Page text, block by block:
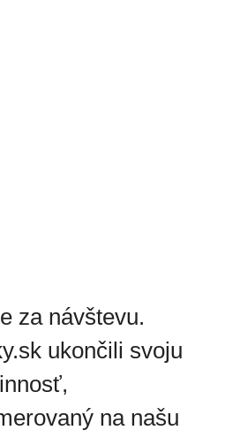
za návštevu.
ukončili svoju
na našu